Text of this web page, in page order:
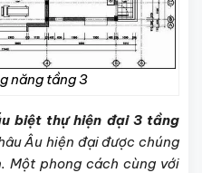
năng tầng 3
biệt thự hiện đại 3 tầng
Âu hiện đại được chúng
Một phong cách cùng với